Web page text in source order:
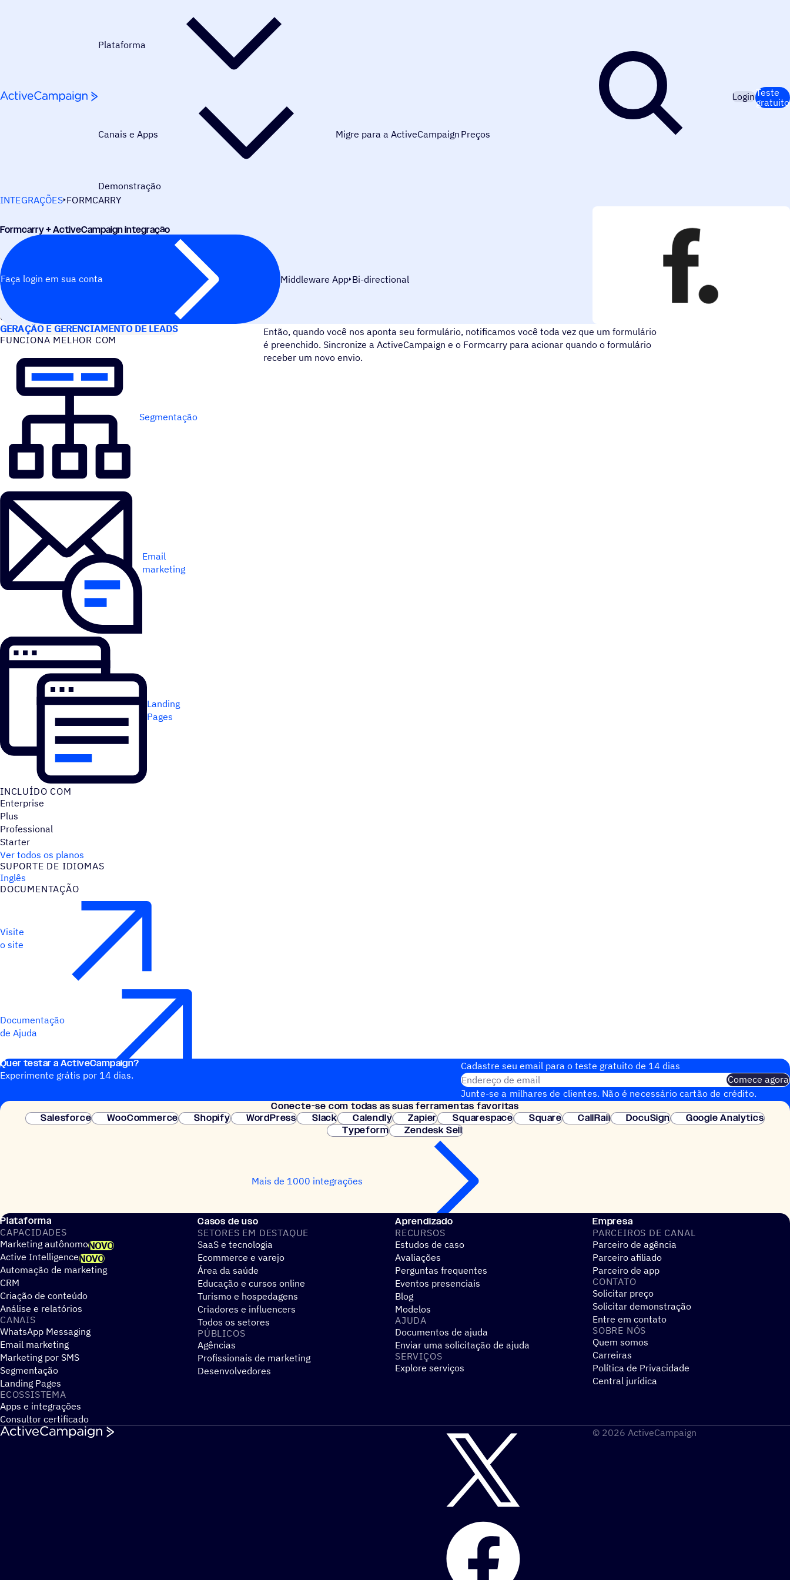
Plataforma
Canais e Apps Migre para a ActiveCampaign Preços
Demonstração
LoginTeste
gratuito
INTEGRAÇÕES FORMCARRY
Formcarry + ActiveCampaign integração
Faça login em sua conta Middleware App Bi-directional
CASOS DE USO
GERAÇÃO E GERENCIAMENTO DE LEADS
FUNCIONA MELHOR COM
Segmentação
Email
marketing
Landing
Pages
INCLUÍDO COM
Enterprise
Plus
Professional
Starter
Ver todos os planos
SUPORTE DE IDIOMAS
Inglês
DOCUMENTAÇÃO
Visite
o site
Documentação
de Ajuda
Então, quando você nos aponta seu formulário, notificamos você toda vez que um formulário
é preenchido. Sincronize a ActiveCampaign e o Formcarry para acionar quando o formulário
receber um novo envio.
Quer testar a ActiveCampaign?
Experimente grátis por 14 dias.
Cadastre seu email para o teste gratuito de 14 dias
Endereço de email
Comece agora
Junte-se a milhares de clientes. Não é necessário cartão de crédito.
Configuração instantânea.
Conecte-se com todas as suas ferramentas favoritas
Salesforce
WooCommerce Shopify WordPress Slack Calendly Zapier Squarespace Square CallRail DocuSign
Google Analytics
Typeform
Zendesk Sell
Mais de 1000 integrações
Plataforma
CAPACIDADES
Marketing autônomoNOVO
Active IntelligenceNOVO
Automação de marketing
CRM
Criação de conteúdo
Análise e relatórios
CANAIS
WhatsApp Messaging
Email marketing
Marketing por SMS
Segmentação
Landing Pages
ECOSSISTEMA
Apps e integrações
Consultor certificado
Casos de uso
SETORES EM DESTAQUE
SaaS e tecnologia
Ecommerce e varejo
Área da saúde
Educação e cursos online
Turismo e hospedagens
Criadores e influencers
Todos os setores
PÚBLICOS
Agências
Profissionais de marketing
Desenvolvedores
Aprendizado
RECURSOS
Estudos de caso
Avaliações
Perguntas frequentes
Eventos presenciais
Blog
Modelos
AJUDA
Documentos de ajuda
Enviar uma solicitação de ajuda
SERVIÇOS
Explore serviços
Empresa
PARCEIROS DE CANAL
Parceiro de agência
Parceiro afiliado
Parceiro de app
CONTATO
Solicitar preço
Solicitar demonstração
Entre em contato
SOBRE NÓS
Quem somos
Carreiras
Política de Privacidade
Central jurídica
© 2026 ActiveCampaign